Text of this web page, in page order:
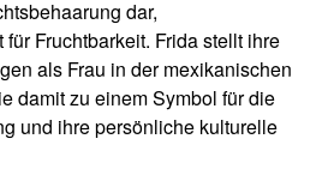
dar,
Fruchtbarkeit. Frida stellt ihre
als Frau in der mexikanischen
damit zu einem Symbol für die
und ihre persönliche kulturelle